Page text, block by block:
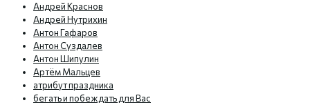
Андрей Краснов
Андрей Нутрихин
Антон Гафаров
Антон Суздалев
Антон Шипулин
Артём Мальцев
атрибут праздника
бегать и побеждать для Вас